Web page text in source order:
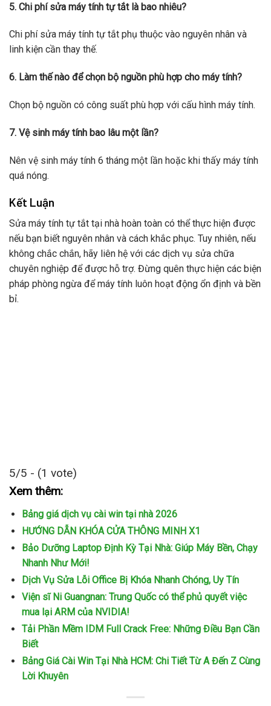
5. Chi phí sửa máy tính tự tắt là bao nhiêu?
Chi phí sửa máy tính tự tắt phụ thuộc vào nguyên nhân và
linh kiện cần thay thế.
6. Làm thế nào để chọn bộ nguồn phù hợp cho máy tính?
Chọn bộ nguồn có công suất phù hợp với cấu hình máy tính.
7. Vệ sinh máy tính bao lâu một lần?
Nên vệ sinh máy tính 6 tháng một lần hoặc khi thấy máy tính
quá nóng.
Kết Luận
Sửa máy tính tự tắt tại nhà hoàn toàn có thể thực hiện được
nếu bạn biết nguyên nhân và cách khắc phục. Tuy nhiên, nếu
không chắc chắn, hãy liên hệ với các dịch vụ sửa chữa
chuyên nghiệp để được hỗ trợ. Đừng quên thực hiện các biện
pháp phòng ngừa để máy tính luôn hoạt động ổn định và bền
bỉ.
5/5 - (1 vote)
Xem thêm:
Bảng giá dịch vụ cài win tại nhà 2026
HƯỚNG DẪN KHÓA CỬA THÔNG MINH X1
Bảo Dưỡng Laptop Định Kỳ Tại Nhà: Giúp Máy Bền, Chạy
Nhanh Như Mới!
Dịch Vụ Sửa Lỗi Office Bị Khóa Nhanh Chóng, Uy Tín
Viện sĩ Ni Guangnan: Trung Quốc có thể phủ quyết việc
mua lại ARM của NVIDIA!
Tải Phần Mềm IDM Full Crack Free: Những Điều Bạn Cần
Biết
Bảng Giá Cài Win Tại Nhà HCM: Chi Tiết Từ A Đến Z Cùng
Lời Khuyên